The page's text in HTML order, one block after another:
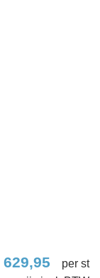
629,95 per st